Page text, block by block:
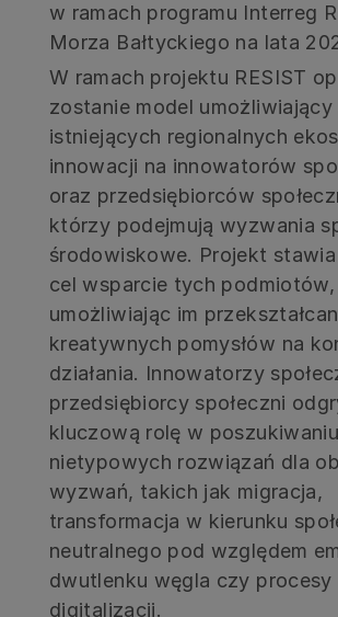
w ramach programu Interreg
Morza Bałtyckiego na lata
W ramach projektu RESIST
zostanie model
istniejących regionalnych
innowacji na innowatorów
oraz przedsiębiorców
którzy podejmują wyzwania
środowiskowe. Projekt
cel wsparcie tych podmiotów,
umożliwiając im
kreatywnych pomysłów na
działania. Innowatorzy
przedsiębiorcy społeczni
kluczową rolę w poszukiwaniu
nietypowych rozwiązań dla
wyzwań, takich jak migracja,
transformacja w kierunku
neutralnego pod względem
dwutlenku węgla czy procesy
digitalizacji.